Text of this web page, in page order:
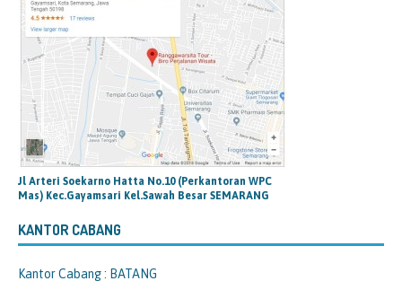
Jl Arteri Soekarno Hatta No.10 (Perkantoran WPC
Mas) Kec.Gayamsari Kel.Sawah Besar SEMARANG
KANTOR CABANG
Kantor Cabang : BATANG